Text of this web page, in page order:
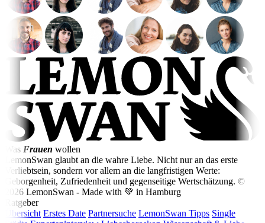
Was Frauen wollen
LemonSwan glaubt an die wahre Liebe. Nicht nur an das erste
Verliebtsein, sondern vor allem an die langfristigen Werte:
Geborgenheit, Zufriedenheit und gegenseitige Wertschätzung. ©
2026 LemonSwan - Made with 💚 in Hamburg
Ratgeber
Übersicht Erstes Date Partnersuche LemonSwan Tipps Single